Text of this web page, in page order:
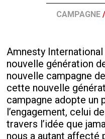
CAMPAGNE /
Amnesty
nouvelle génération
nouvelle campagne
cette nouvelle
campagne adopte un
l’engagement, celui
travers l’idée que
nous a autant affecté